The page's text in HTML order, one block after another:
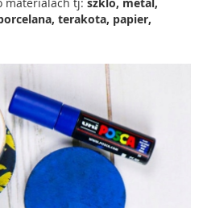
terakota, papier,